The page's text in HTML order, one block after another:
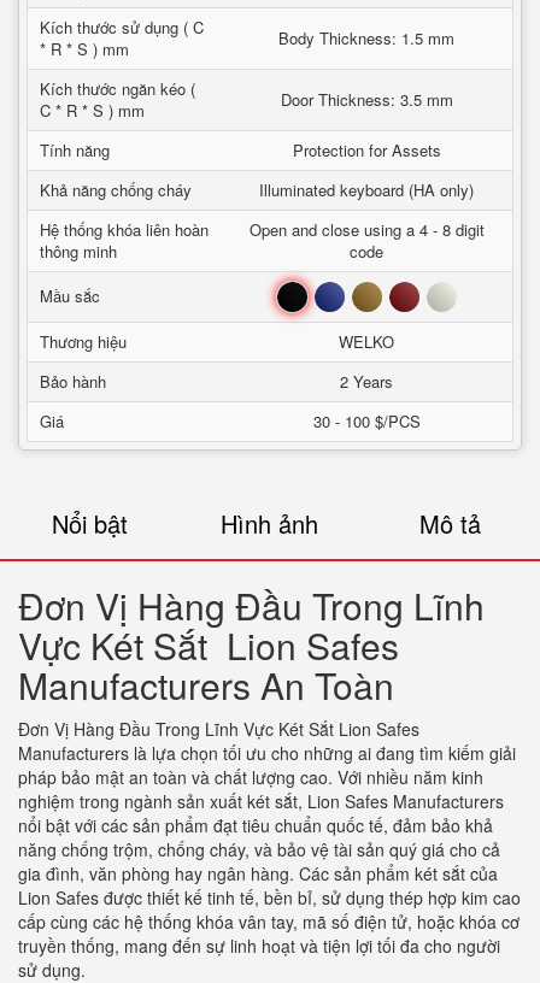
Kích thước sử dụng ( C
* R * S ) mm
Body Thickness: 1.5 mm
Kích thước ngăn kéo (
C * R * S ) mm
Door Thickness: 3.5 mm
Tính năng
Protection for Assets
Khả năng chống cháy
Illuminated keyboard (HA only)
Hệ thống khóa liên hoàn
thông minh
Open and close using a 4 - 8 digit
code
Mầu sắc
Đen Xanh Nâu Đỏ Trắng
Thương hiệu
WELKO
Bảo hành
2 Years
Giá
30 - 100 $/PCS
Nổi bật Hình ảnh Mô tả
Đơn Vị Hàng Đầu Trong Lĩnh
Vực Két Sắt Lion Safes
Manufacturers An Toàn
Đơn Vị Hàng Đầu Trong Lĩnh Vực Két Sắt Lion Safes
Manufacturers là lựa chọn tối ưu cho những ai đang tìm kiếm giải
pháp bảo mật an toàn và chất lượng cao. Với nhiều năm kinh
nghiệm trong ngành sản xuất két sắt, Lion Safes Manufacturers
nổi bật với các sản phẩm đạt tiêu chuẩn quốc tế, đảm bảo khả
năng chống trộm, chống cháy, và bảo vệ tài sản quý giá cho cả
gia đình, văn phòng hay ngân hàng. Các sản phẩm két sắt của
Lion Safes được thiết kế tinh tế, bền bỉ, sử dụng thép hợp kim cao
cấp cùng các hệ thống khóa vân tay, mã số điện tử, hoặc khóa cơ
truyền thống, mang đến sự linh hoạt và tiện lợi tối đa cho người
sử dụng.